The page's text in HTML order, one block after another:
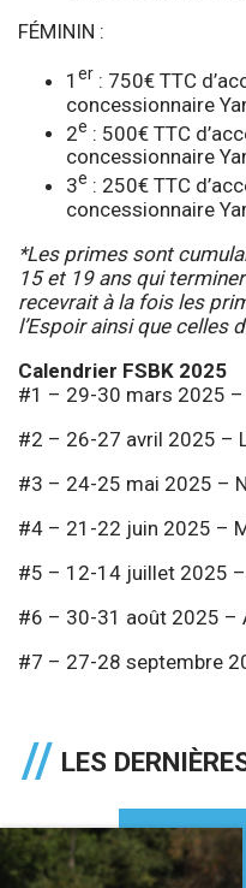
FÉMININ :
1 er : 750€ TTC
concessionnaire
2e : 500€ TTC
concessionnaire
3e : 250€ TTC
concessionnaire
*Les primes sont
15 et 19 ans qui
recevrait à la fois les
l’Espoir ainsi que celles
Calendrier FSBK 2025
#1 – 29-30 mars 2025 –
#2 – 26-27 avril 2025 –
#3 – 24-25 mai 2025 –
#4 – 21-22 juin 2025 –
#5 – 12-14 juillet 2025
#6 – 30-31 août 2025 –
#7 – 27-28 septembre
LES